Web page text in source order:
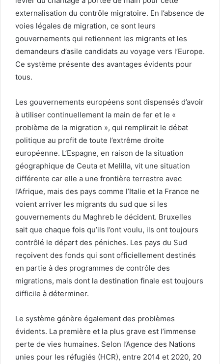
externalisation du contrôle migratoire. En l’absence de
voies légales de migration, ce sont leurs
gouvernements qui retiennent les migrants et les
demandeurs d’asile candidats au voyage vers l’Europe.
Ce système présente des avantages évidents pour
tous.
Les gouvernements européens sont dispensés d’avoir
à utiliser continuellement la main de fer et le «
problème de la migration », qui remplirait le débat
politique au profit de toute l’extrême droite
européenne. L’Espagne, en raison de la situation
géographique de Ceuta et Melilla, vit une situation
différente car elle a une frontière terrestre avec
l’Afrique, mais des pays comme l’Italie et la France ne
voient arriver les migrants du sud que si les
gouvernements du Maghreb le décident. Bruxelles
sait que chaque fois qu’ils l’ont voulu, ils ont toujours
contrôlé le départ des péniches. Les pays du Sud
reçoivent des fonds qui sont officiellement destinés
en partie à des programmes de contrôle des
migrations, mais dont la destination finale est toujours
difficile à déterminer.
Le système génère également des problèmes
évidents. La première et la plus grave est l’immense
perte de vies humaines. Selon l’Agence des Nations
unies pour les réfugiés (HCR), entre 2014 et 2020, 20